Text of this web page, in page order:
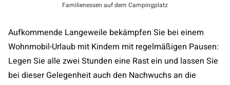
Familienessen auf dem Campingplatz
Aufkommende Langeweile bekämpfen Sie bei einem
Wohnmobil-Urlaub mit Kindern mit regelmäßigen Pausen:
Legen Sie alle zwei Stunden eine Rast ein und lassen Sie
bei dieser Gelegenheit auch den Nachwuchs an die